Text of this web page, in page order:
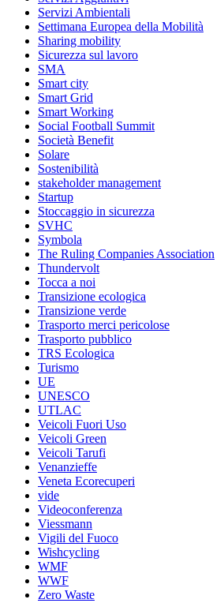
Servizi Ambientali
Settimana Europea della Mobilità
Sharing mobility
Sicurezza sul lavoro
SMA
Smart city
Smart Grid
Smart Working
Social Football Summit
Società Benefit
Solare
Sostenibilità
stakeholder management
Startup
Stoccaggio in sicurezza
SVHC
Symbola
The Ruling Companies Association
Thundervolt
Tocca a noi
Transizione ecologica
Transizione verde
Trasporto merci pericolose
Trasporto pubblico
TRS Ecologica
Turismo
UE
UNESCO
UTLAC
Veicoli Fuori Uso
Veicoli Green
Veicoli Tarufi
Venanzieffe
Veneta Ecorecuperi
vide
Videoconferenza
Viessmann
Vigili del Fuoco
Wishcycling
WMF
WWF
Zero Waste